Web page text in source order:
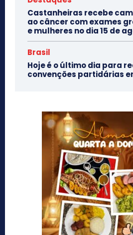
Castanheiras recebe
ao câncer com exames
e mulheres no dia 15 de
Brasil
Hoje é o último dia para
convenções partidárias